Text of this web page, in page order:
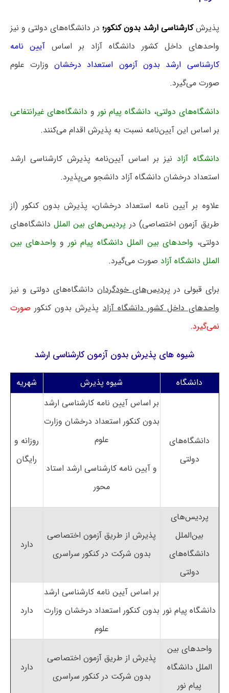
پذیرشکارشناسی ارشد بدون کنکور؛ در دانشگاه‌های دولتی و نیز
واحدهای داخل کشور دانشگاه آزاد بر اساس آیین نامه
کارشناسی ارشد بدون آزمون استعداد درخشانوزارت علوم
صورت می‌گیرد.
دانشگاه‌های دولتی، دانشگاه پیام نور و دانشگاه‌های غیرانتفاعی
بر اساس این آیین‌نامه نسبت به پذیرش اقدام می‌کنند.
دانشگاه آزادنیز بر اساس آیین‌نامه پذیرش کارشناسی ارشد
استعداد درخشان دانشگاه آزاد دانشجو می‌پذیرد.
علاوه بر آیین نامه استعداد درخشان، پذیرش بدون کنکور (از
طریق آزمون اختصاصی) در پردیس‌های بین الملل دانشگاه‌های
دولتی، واحدهای بین الملل دانشگاه پیام نور و واحدهای بین
الملل دانشگاه آزاد صورت می‌گیرد.
برای قبولی در پردیس‌های خودگردان دانشگاه‌های دولتی و نیز
واحدهای داخل کشور دانشگاه آزادپذیرش بدون کنکور صورت
نمی‌گیرد.
شیوه های پذیرش بدون آزمون کارشناسی ارشد
دانشگاه شیوه پذیرش شهریه
دانشگاه‌های
دولتی
بر اساس آیین نامه کارشناسی ارشد
بدون کنکور استعداد درخشان وزارت
علوم
و آیین نامه کارشناسی ارشد استاد
محور
روزانه و
رایگان
پردیس‌های
بین‌الملل
دانشگاه‌های
دولتی
پذیرش از طریق آزمون اختصاصی
بدون شرکت در کنکور سراسری
دارد
دانشگاه پیام نور
بر اساس آیین نامه کارشناسی ارشد
بدون کنکور استعداد درخشان وزارت
علوم
دارد
واحدهای بین
الملل دانشگاه
پیام نور
پذیرش از طریق آزمون اختصاصی
بدون شرکت در کنکور سراسری
دارد